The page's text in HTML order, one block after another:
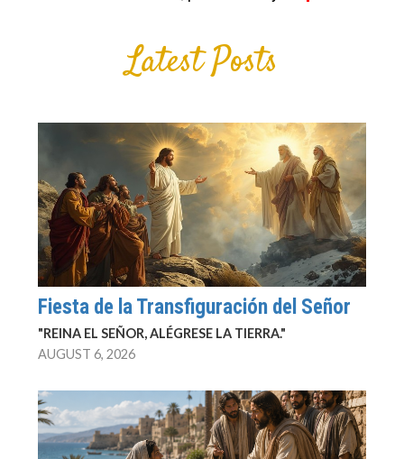
Latest Posts
Fiesta de la Transfiguración del Señor
"REINA EL SEÑOR, ALÉGRESE LA TIERRA."
AUGUST 6, 2026